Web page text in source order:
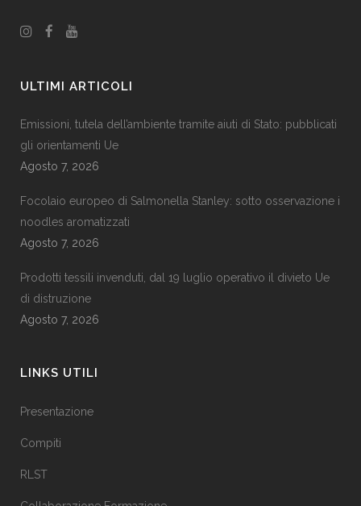
ULTIMI ARTICOLI
Emissioni, tutela dell’ambiente tramite aiuti di Stato: pubblicati
gli orientamenti Ue
Agosto 7, 2026
Focolaio europeo di Salmonella Stanley: sotto osservazione i
noodles aromatizzati
Agosto 7, 2026
Prodotti tessili invenduti, dal 19 luglio operativo il divieto Ue
di distruzione
Agosto 7, 2026
LINKS UTILI
Presentazione
Compiti
RLST